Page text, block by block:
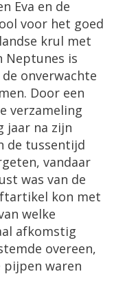
Eva en de
voor het goed
krul met
Neptunes is
de onverwachte
. Door een
verzameling
jaar na zijn
de tussentijd
, vandaar
was van de
kon met
welke
afkomstig
overeen,
pijpen waren